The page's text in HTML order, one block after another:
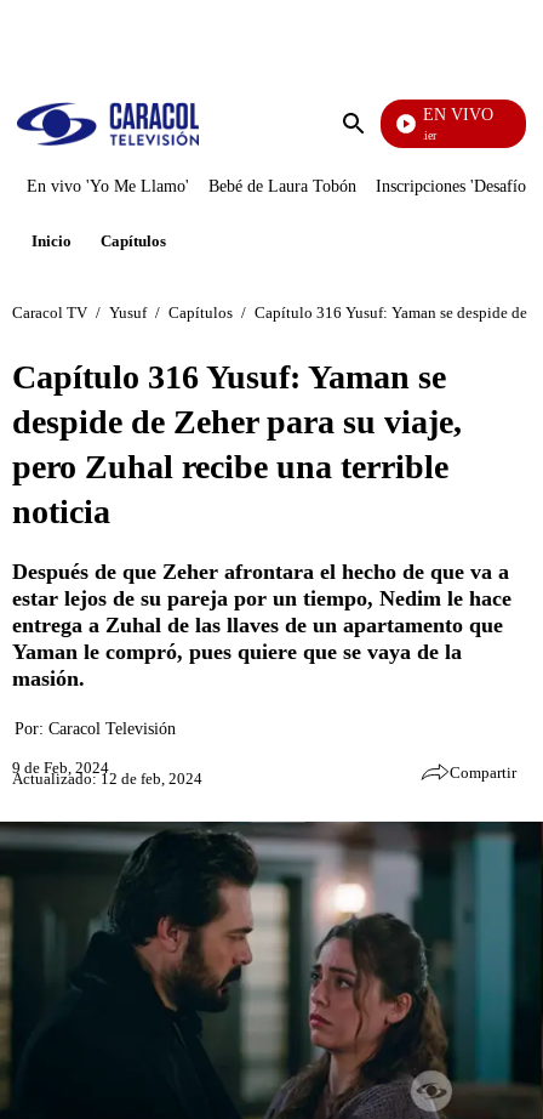
Enviar
EN VIVO
Noches De Premier
En vivo 'Yo Me Llamo' Bebé de Laura Tobón Inscripciones 'Desafío'
Inicio Capítulos
Caracol TV / Yusuf / Capítulos / Capítulo 316 Yusuf: Yaman se despide de
Capítulo 316 Yusuf: Yaman se
despide de Zeher para su viaje,
pero Zuhal recibe una terrible
noticia
Después de que Zeher afrontara el hecho de que va a
estar lejos de su pareja por un tiempo, Nedim le hace
entrega a Zuhal de las llaves de un apartamento que
Yaman le compró, pues quiere que se vaya de la
masión.
Por: Caracol Televisión
9 de Feb, 2024
Actualizado: 12 de feb, 2024 Compartir